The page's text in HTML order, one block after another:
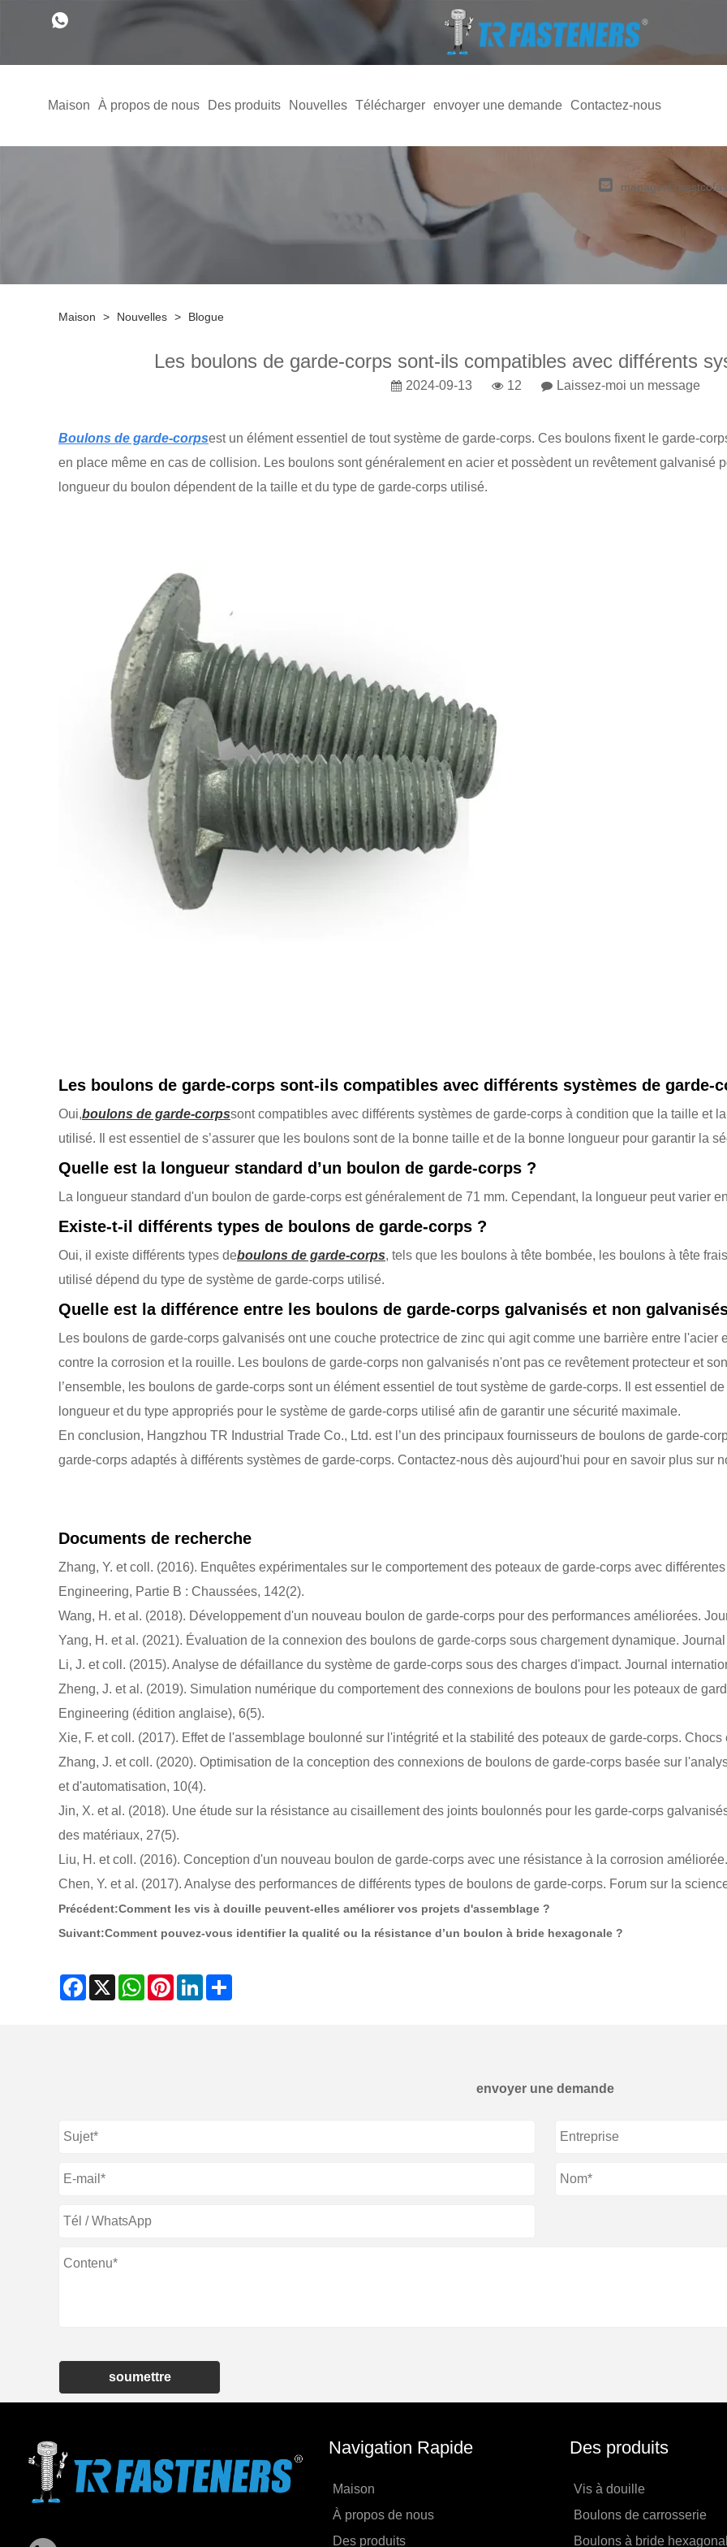
Maison À propos de nous Des produits Nouvelles Télécharger envoyer une demande Contactez-nous
Maison > Nouvelles > Blogue
Les boulons de garde-corps sont-ils compatibles avec différents
2024-09-13 12 Laissez-moi un message
Boulons de garde-corpsest un élément essentiel de tout système de garde-corps. Ces boulons fixent le garde-
en place même en cas de collision. Les boulons sont généralement en acier et possèdent un revêtement galvanisé
longueur du boulon dépendent de la taille et du type de garde-corps utilisé.
Les boulons de garde-corps sont-ils compatibles avec différents systèmes de garde-
Oui,boulons de garde-corpssont compatibles avec différents systèmes de garde-corps à condition que la taille et
utilisé. Il est essentiel de s’assurer que les boulons sont de la bonne taille et de la bonne longueur pour garantir la
Quelle est la longueur standard d’un boulon de garde-corps ?
La longueur standard d'un boulon de garde-corps est généralement de 71 mm. Cependant, la longueur peut varier
Existe-t-il différents types de boulons de garde-corps ?
Oui, il existe différents types deboulons de garde-corps, tels que les boulons à tête bombée, les boulons à tête
utilisé dépend du type de système de garde-corps utilisé.
Quelle est la différence entre les boulons de garde-corps galvanisés et non
Les boulons de garde-corps galvanisés ont une couche protectrice de zinc qui agit comme une barrière entre
contre la corrosion et la rouille. Les boulons de garde-corps non galvanisés n'ont pas ce revêtement protecteur et
l’ensemble, les boulons de garde-corps sont un élément essentiel de tout système de garde-corps. Il est essentiel
longueur et du type appropriés pour le système de garde-corps utilisé afin de garantir une sécurité maximale.
En conclusion, Hangzhou TR Industrial Trade Co., Ltd. est l’un des principaux fournisseurs de boulons de garde-
garde-corps adaptés à différents systèmes de garde-corps. Contactez-nous dès aujourd'hui pour en savoir plus sur
Documents de recherche
Zhang, Y. et coll. (2016). Enquêtes expérimentales sur le comportement des poteaux de garde-corps avec
Engineering, Partie B : Chaussées, 142(2).
Wang, H. et al. (2018). Développement d'un nouveau boulon de garde-corps pour des performances améliorées.
Yang, H. et al. (2021). Évaluation de la connexion des boulons de garde-corps sous chargement dynamique.
Li, J. et coll. (2015). Analyse de défaillance du système de garde-corps sous des charges d'impact. Journal
Zheng, J. et al. (2019). Simulation numérique du comportement des connexions de boulons pour les poteaux de
Engineering (édition anglaise), 6(5).
Xie, F. et coll. (2017). Effet de l'assemblage boulonné sur l'intégrité et la stabilité des poteaux de garde-corps. Chocs
Zhang, J. et coll. (2020). Optimisation de la conception des connexions de boulons de garde-corps basée sur
et d'automatisation, 10(4).
Jin, X. et al. (2018). Une étude sur la résistance au cisaillement des joints boulonnés pour les garde-corps
des matériaux, 27(5).
Liu, H. et coll. (2016). Conception d'un nouveau boulon de garde-corps avec une résistance à la corrosion
Chen, Y. et al. (2017). Analyse des performances de différents types de boulons de garde-corps. Forum sur la
Précédent:Comment les vis à douille peuvent-elles améliorer vos projets d'assemblage ?
Suivant:Comment pouvez-vous identifier la qualité ou la résistance d’un boulon à bride hexagonale ?
Facebook
X WhatsAppPinterestLinkedIn
envoyer une demande
soumettre
Navigation Rapide
Maison
À propos de nous
Des produits
Des produits
Vis à douille
Boulons de carrosserie
Boulons à bride